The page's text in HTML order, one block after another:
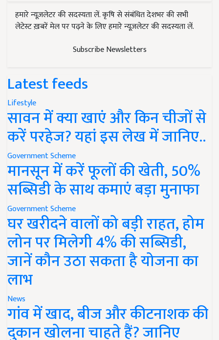
हमारे न्यूज़लेटर की सदस्यता लें. कृषि से संबंधित देशभर की सभी
लेटेस्ट ख़बरें मेल पर पढ़ने के लिए हमारे न्यूज़लेटर की सदस्यता लें.
Subscribe Newsletters
Latest feeds
Lifestyle
सावन में क्या खाएं और किन चीजों से
करें परहेज? यहां इस लेख में जानिए..
Government Scheme
मानसून में करें फूलों की खेती, 50%
सब्सिडी के साथ कमाएं बड़ा मुनाफा
Government Scheme
घर खरीदने वालों को बड़ी राहत, होम
लोन पर मिलेगी 4% की सब्सिडी,
जानें कौन उठा सकता है योजना का
लाभ
News
गांव में खाद, बीज और कीटनाशक की
दुकान खोलना चाहते हैं? जानिए